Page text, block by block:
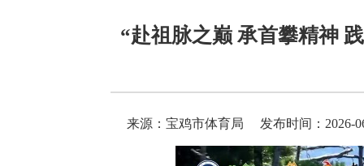
“赴祖脉之巅 承首攀精神
来源：宝鸡市体育局 发布时间：2026-